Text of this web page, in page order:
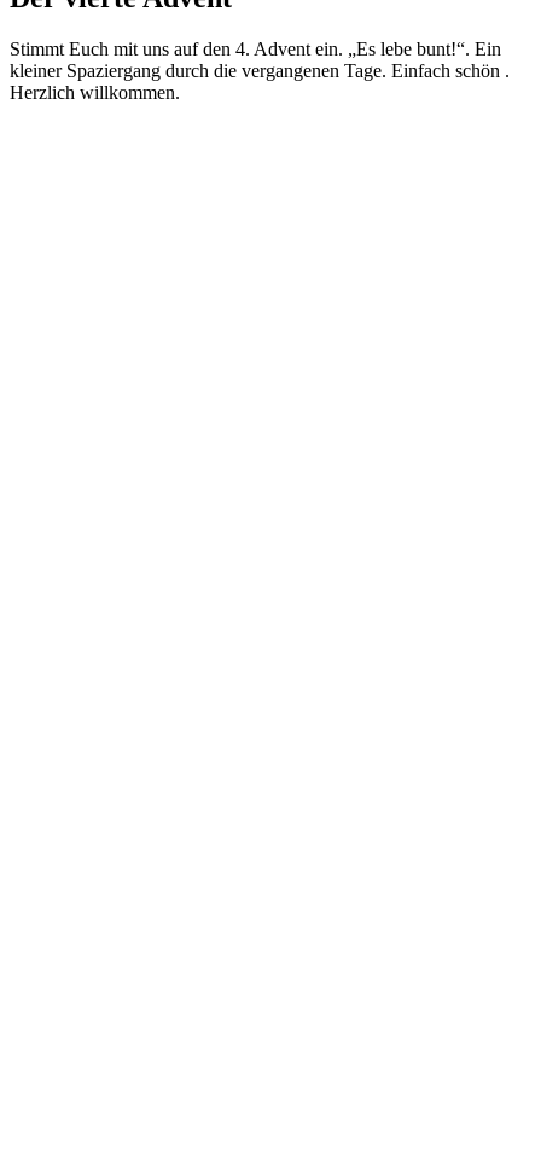
Stimmt Euch mit uns auf den 4. Advent ein. „Es lebe bunt!“. Ein
kleiner Spaziergang durch die vergangenen Tage. Einfach schön .
Herzlich willkommen.